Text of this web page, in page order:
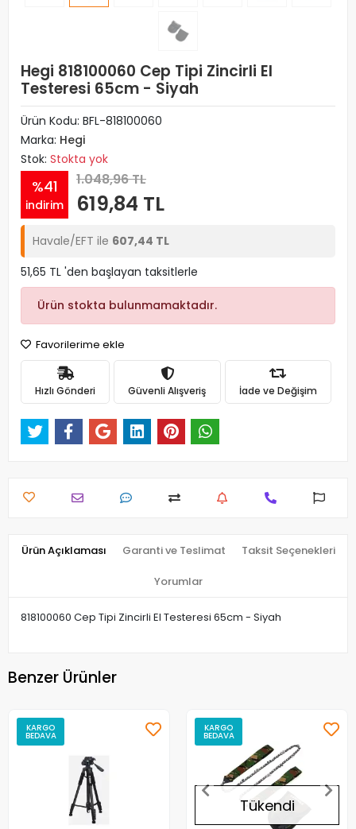
Hegi 818100060 Cep Tipi Zincirli El
Testeresi 65cm - Siyah
Ürün Kodu: BFL-818100060
Marka: Hegi
Stok: Stokta yok
%41
indirim
1.048,96 TL
619,84 TL
Havale/EFT ile 607,44 TL
51,65 TL 'den başlayan taksitlerle
Ürün stokta bulunmamaktadır.
Favorilerime ekle
Hızlı Gönderi Güvenli Alışveriş İade ve Değişim
Ürün Açıklaması Garanti ve Teslimat Taksit Seçenekleri
Yorumlar
818100060 Cep Tipi Zincirli El Testeresi 65cm - Siyah
Benzer Ürünler
KARGO
BEDAVA
KARGO
BEDAVA
Tükendi